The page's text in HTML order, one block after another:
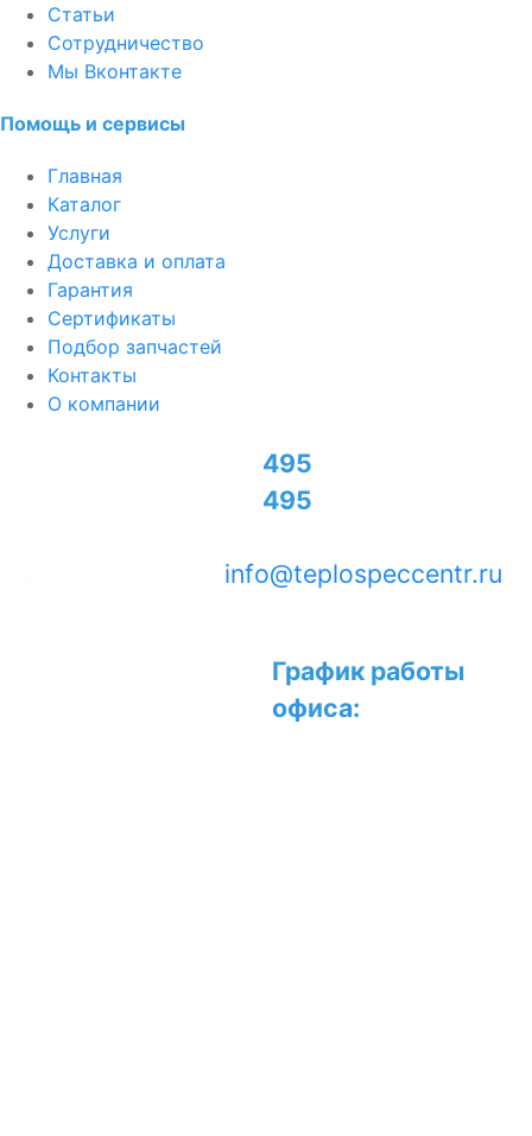
Статьи
Сотрудничество
Мы Вконтакте
Помощь и сервисы
Главная
Каталог
Услуги
Доставка и оплата
Гарантия
Сертификаты
Подбор запчастей
Контакты
О компании
495
495
info@teplospeccentr.ru
График работы
офиса: